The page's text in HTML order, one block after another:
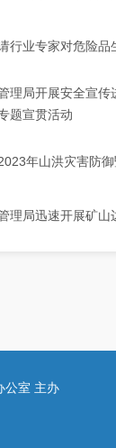
行业专家对危险品
理局开展安全宣
题宣贯活动
年山洪灾害防
理局迅速开展矿山
公室 主办